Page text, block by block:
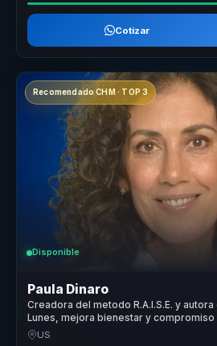
Cotizar
Recomendado CHM · TOP 3
Disponible
Paula Dinaro
Creadora del metodo R.A.I.S.E. y
Lunes, mejora bienestar y
empresas.
US